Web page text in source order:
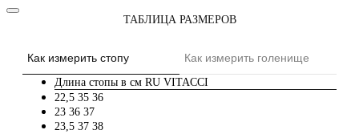
ТАБЛИЦА РАЗМЕРОВ
Как измерить стопу Как измерить голенище
Длина стопы в см RU VITACCI
22,5 35 36
23 36 37
23,5 37 38